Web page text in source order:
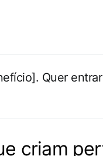
Quer
criam